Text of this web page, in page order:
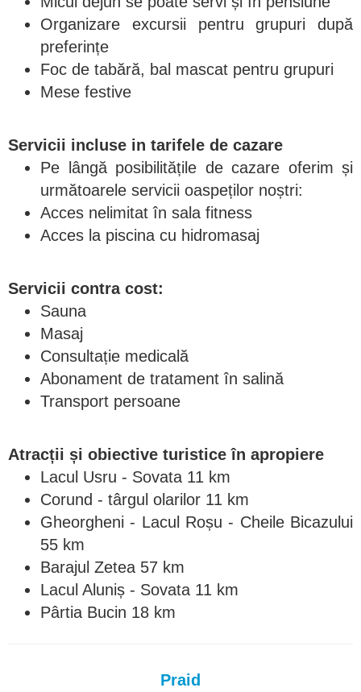
Organizare excursii pentru grupuri după
preferințe
Foc de tabără, bal mascat pentru grupuri
Mese festive
Servicii incluse in tarifele de cazare
Pe lângă posibilitățile de cazare oferim și
următoarele servicii oaspeților noștri:
Acces nelimitat în sala fitness
Acces la piscina cu hidromasaj
Servicii contra cost:
Sauna
Masaj
Consultație medicală
Abonament de tratament în salină
Transport persoane
Atracții și obiective turistice în apropiere
Lacul Usru - Sovata 11 km
Corund - târgul olarilor 11 km
Gheorgheni - Lacul Roșu - Cheile Bicazului
55 km
Barajul Zetea 57 km
Lacul Aluniș - Sovata 11 km
Pârtia Bucin 18 km
Praid